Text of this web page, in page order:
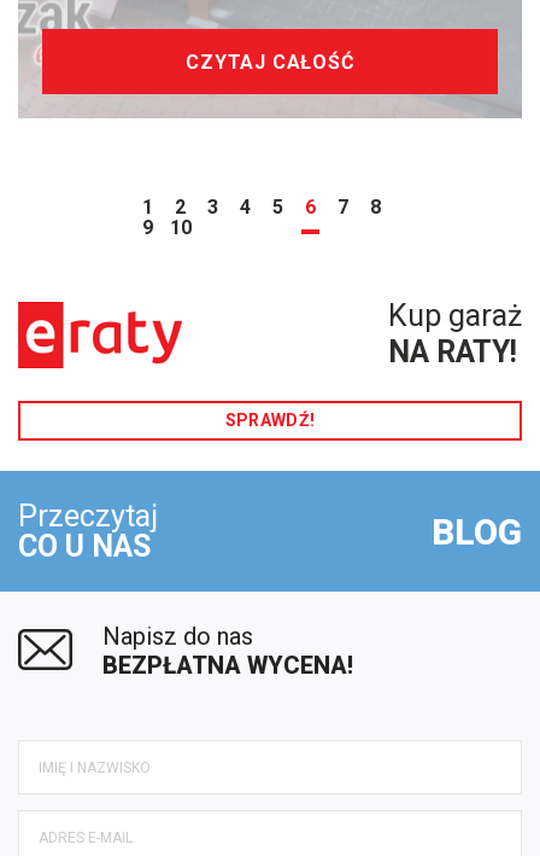
CZYTAJ CAŁOŚĆ
1 2 3 4 5 6 7
8
9
10
Kup garaż
NA RATY!
SPRAWDŹ!
Przeczytaj
CO U NAS
BLOG
Napisz do nas
BEZPŁATNA WYCENA!